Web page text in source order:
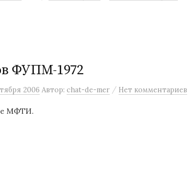
ФУПМ-1972
2006 Автор: chat-de-mer / Нет комментариев
МФТИ.